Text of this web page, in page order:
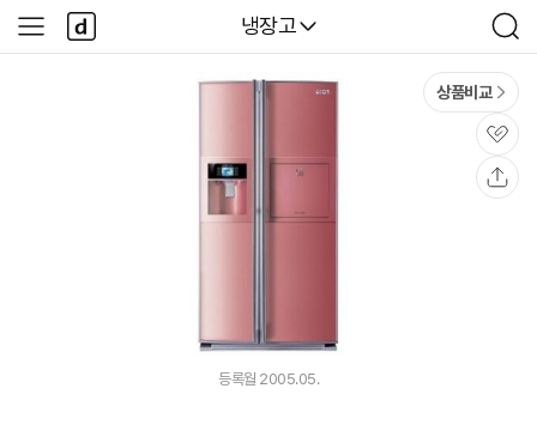
다나와
냉장고
검
색
사
이
다
나
와
상품비교
관
심
등록월 2005.05.